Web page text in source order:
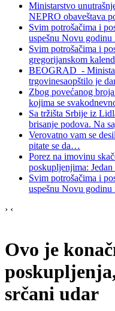
Ministarstvo
NEPRO obaveštava
Svim potrošačima i
uspešnu Novu
Svim potrošačima i
gregorijanskom
BEOGRAD -
trgovinesaopštilo je
Zbog povećanog
kojima se
Sa tržišta Srbije iz
brisanje podova. Na
Verovatno vam se
pitate se da…
Porez na imovinu
poskupljenjima: Jedan
Svim potrošačima i
uspešnu Novu
› ‹
Ovo je
srčani udar